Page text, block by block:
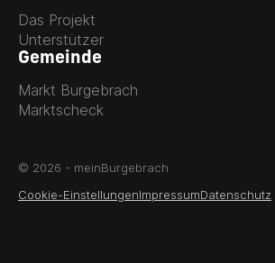
Das Projekt
Unterstützer
Gemeinde
Markt Burgebrach
Marktscheck
© 2026 - meinBurgebrach
Cookie-EinstellungenImpressumDatenschutz